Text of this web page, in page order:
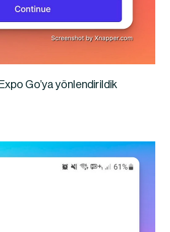
Go’ya yönlendirildik